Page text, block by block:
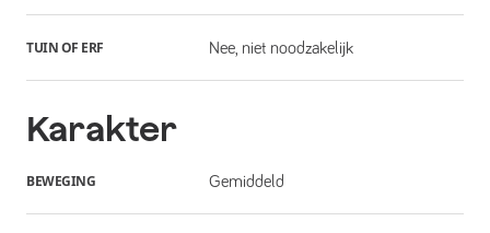
TUIN OF ERF Nee, niet noodzakelijk
Karakter
BEWEGING Gemiddeld